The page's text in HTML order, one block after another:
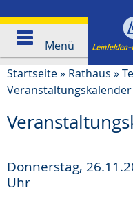
Menü
Startseite» Rathaus »
Veranstaltungskalender
Donnerstag,
Uhr